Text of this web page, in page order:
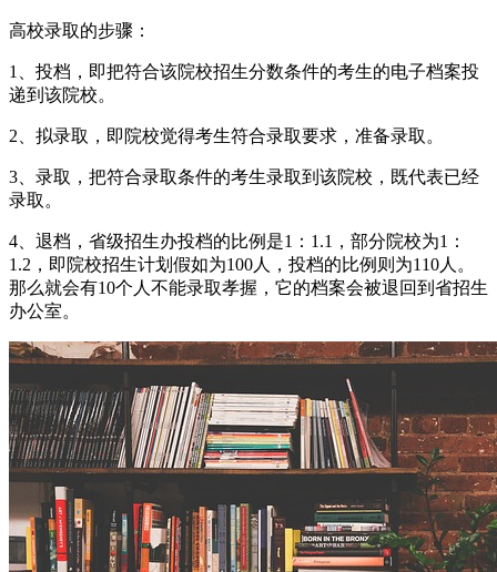
高校录取的步骤：
1、投档，即把符合该院校招生分数条件的考生的电子档案投
递到该院校。
2、拟录取，即院校觉得考生符合录取要求，准备录取。
3、录取，把符合录取条件的考生录取到该院校，既代表已经
录取。
4、退档，省级招生办投档的比例是1：1.1，部分院校为1：
1.2，即院校招生计划假如为100人，投档的比例则为110人。
那么就会有10个人不能录取孝握，它的档案会被退回到省招生
办公室。